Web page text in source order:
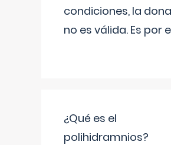
condiciones, la
no es válida. Es por e
¿Qué es el
polihidramnios?